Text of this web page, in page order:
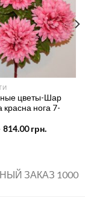
цветы-Шар
красна нога 7-
814.00грн.Price
ЗАКАЗ 1000